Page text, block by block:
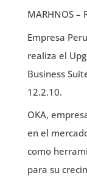
MARHNOS –
Empresa
realiza el
Business
12.2.10.
OKA,
en el
como
para su